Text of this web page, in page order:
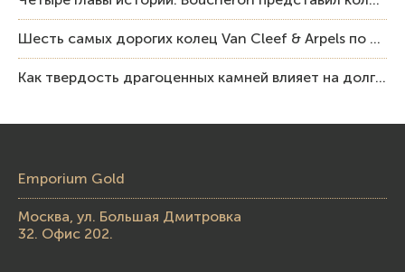
Шесть самых дорогих колец Van Cleef & Arpels по итогам аукционов Sotheby’s
Как твердость драгоценных камней влияет на долговечность ювелирных изделий
Emporium Gold
Москва, ул. Большая Дмитровка
32. Офис 202.